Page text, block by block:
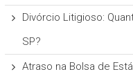
Divórcio Litigioso:
SP?
Atraso na Bolsa de